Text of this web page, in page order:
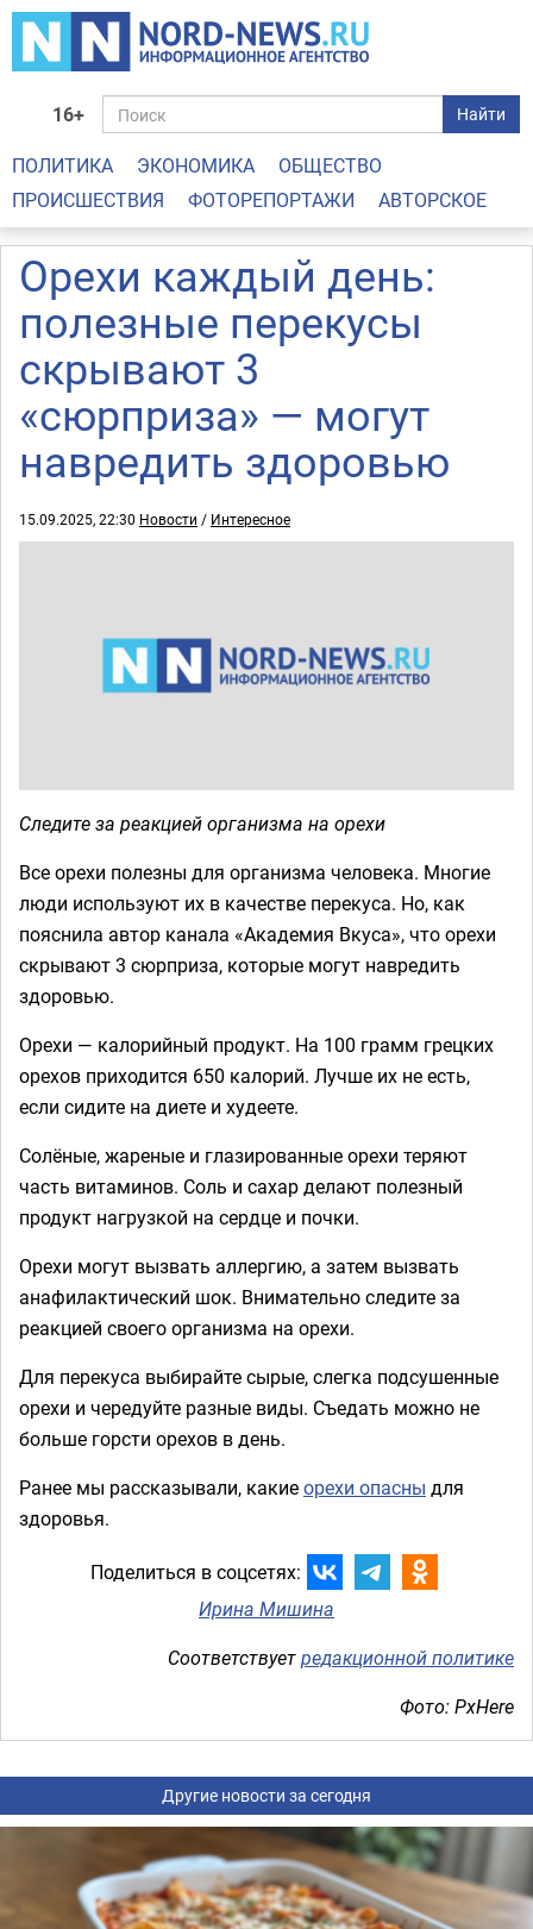
16+ Найти
ПОЛИТИКА ЭКОНОМИКА
ОБЩЕСТВО
ПРОИСШЕСТВИЯ
ФОТОРЕПОРТАЖИ АВТОРСКОЕ
Орехи каждый день:
полезные перекусы
скрывают 3
«сюрприза» — могут
навредить здоровью
15.09.2025, 22:30 Новости / Интересное
Следите за реакцией организма на орехи
Все орехи полезны для организма человека. Многие
люди используют их в качестве перекуса. Но, как
пояснила автор канала «Академия Вкуса», что орехи
скрывают 3 сюрприза, которые могут навредить
здоровью.
Орехи — калорийный продукт. На 100 грамм грецких
орехов приходится 650 калорий. Лучше их не есть,
если сидите на диете и худеете.
Солёные, жареные и глазированные орехи теряют
часть витаминов. Соль и сахар делают полезный
продукт нагрузкой на сердце и почки.
Орехи могут вызвать аллергию, а затем вызвать
анафилактический шок. Внимательно следите за
реакцией своего организма на орехи.
Для перекуса выбирайте сырые, слегка подсушенные
орехи и чередуйте разные виды. Съедать можно не
больше горсти орехов в день.
Ранее мы рассказывали, какиеорехи опасны для
здоровья.
Поделиться в соцсетях:
Ирина Мишина
Соответствуетредакционной политике
Фото: PxHere
Другие новости за сегодня